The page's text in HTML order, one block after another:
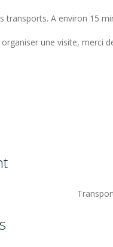
transports. A environ 15
une visite, merci